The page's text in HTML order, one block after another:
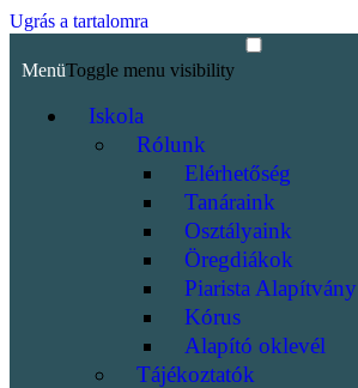
Ugrás a tartalomra
MenüToggle menu visibility
Iskola
Rólunk
Elérhetőség
Tanáraink
Osztályaink
Öregdiákok
Piarista Alapítvány
Kórus
Alapító oklevél
Tájékoztatók